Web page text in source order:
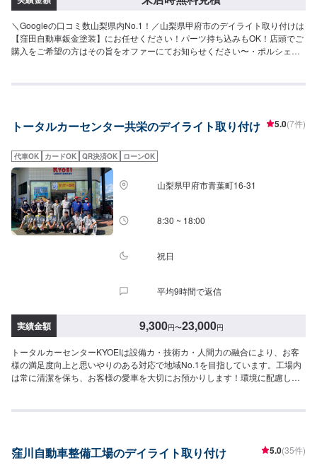
＼Googleの口コミ数山梨県内No.1！／山梨県甲府市のデイライト取り付けは
【窪田自動車鈑金塗装】にお任せください！パーツ持ち込みもOK！店頭でご
購入をご希望の方はその旨をオファーにてお知らせください〜・ポルシェや
し、納得の行く修理を行っていけるよう心がけております。また、スタッフ
任せください。【1】オファーにてお問い合わせ【2】お見積り【3】お見積
理・メンテナンス期間中は代車を無料で手配しております。※ガソリン代はお
客様にご負担いただきます。※写真は見本です。状態や車種などにより金額が
変わりますので、予めご了承ください。【定休日・営業時間】定休日：日曜
日、祝日営業時間：9:00~18:00
トータルカーセンター共栄のデイライト取り付け 5.0(7件)
代車OK カードOK QR決済OK ローンOK
山梨県甲府市青葉町16-31
8:30 ~ 18:00
祝日
平均9時間で返信
実績金額 9,300円〜23,000円
トータルカーセンターKYOEIは設備カ・技術カ・人間力の融合により、お客
様の満足度向上と思いやりのある対応で地域No.1を目指しています。工場内
は常に清潔を保ち、お客様の愛車を大切にお預かりします！環境に配慮した
い！-----納期について-----納期は通常2日～3日程度で納車となります。納期は
車について-----無料の代車をご用意しています。お車の作業中は代車をご利用
窪川自動車整備工場のデイライト取り付け 5.0(35件)